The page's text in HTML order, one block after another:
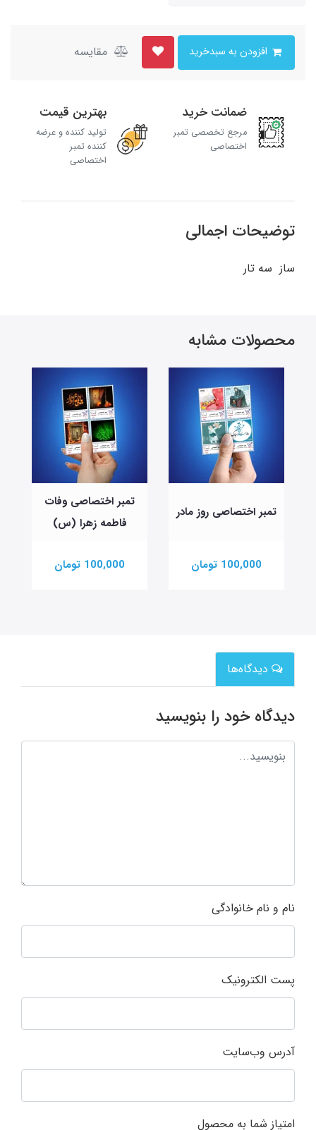
مقایسه
ضمانت خرید
مرجع تخصصی تمبر
اختصاصی
بهترین قیمت
تولید کننده و عرضه
کننده تمبر
اختصاصی
توضیحات اجمالی
ساز سه تار
محصولات مشابه
تمبر اختصاصی روز مادر
100,000 تومان
تمبر اختصاصی وفات
فاطمه زهرا (س)
100,000 تومان
دیدگاه‌ها
دیدگاه خود را بنویسید
نام و نام خانوادگی
پست الکترونیک
آدرس وب‌سایت
امتیاز شما به محصول